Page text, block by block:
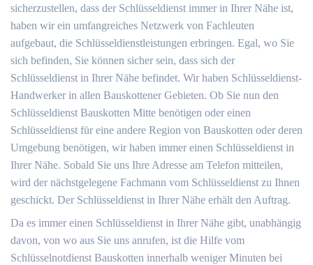
sicherzustellen, dass der Schlüsseldienst immer in Ihrer Nähe ist,
haben wir ein umfangreiches Netzwerk von Fachleuten
aufgebaut, die Schlüsseldienstleistungen erbringen. Egal, wo Sie
sich befinden, Sie können sicher sein, dass sich der
Schlüsseldienst in Ihrer Nähe befindet. Wir haben Schlüsseldienst-
Handwerker in allen Bauskottener Gebieten. Ob Sie nun den
Schlüsseldienst Bauskotten Mitte benötigen oder einen
Schlüsseldienst für eine andere Region von Bauskotten oder deren
Umgebung benötigen, wir haben immer einen Schlüsseldienst in
Ihrer Nähe. Sobald Sie uns Ihre Adresse am Telefon mitteilen,
wird der nächstgelegene Fachmann vom Schlüsseldienst zu Ihnen
geschickt. Der Schlüsseldienst in Ihrer Nähe erhält den Auftrag.
Da es immer einen Schlüsseldienst in Ihrer Nähe gibt, unabhängig
davon, von wo aus Sie uns anrufen, ist die Hilfe vom
Schlüsselnotdienst Bauskotten innerhalb weniger Minuten bei